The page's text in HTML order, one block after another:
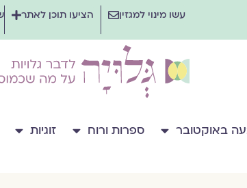
עשו מינוי למגזין הציעו תוכן לאתר
באוקטובר ספרות ורוח זוגיות